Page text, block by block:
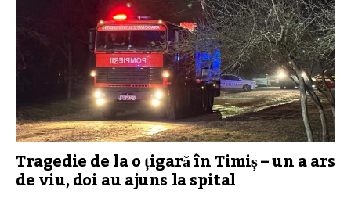
Tragedie de la o țigară în Timiș – un a ars
de viu, doi au ajuns la spital